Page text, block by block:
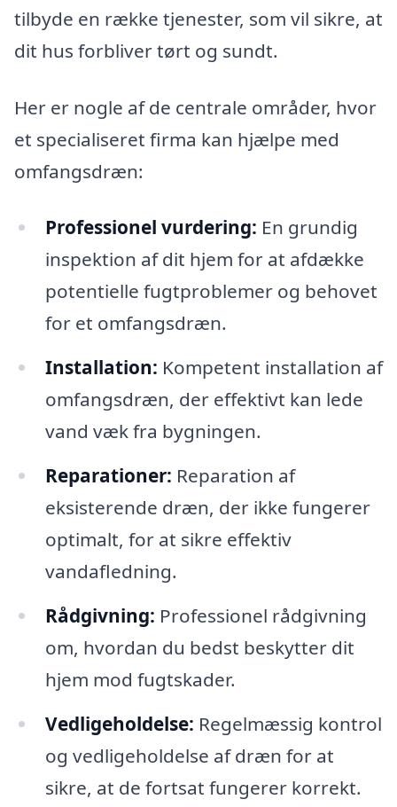
tilbyde en række tjenester, som vil sikre, at
dit hus forbliver tørt og sundt.
Her er nogle af de centrale områder, hvor
et specialiseret firma kan hjælpe med
omfangsdræn:
Professionel vurdering: En grundig
inspektion af dit hjem for at afdække
potentielle fugtproblemer og behovet
for et omfangsdræn.
Installation: Kompetent installation af
omfangsdræn, der effektivt kan lede
vand væk fra bygningen.
Reparationer: Reparation af
eksisterende dræn, der ikke fungerer
optimalt, for at sikre effektiv
vandafledning.
Rådgivning: Professionel rådgivning
om, hvordan du bedst beskytter dit
hjem mod fugtskader.
Vedligeholdelse: Regelmæssig kontrol
og vedligeholdelse af dræn for at
sikre, at de fortsat fungerer korrekt.